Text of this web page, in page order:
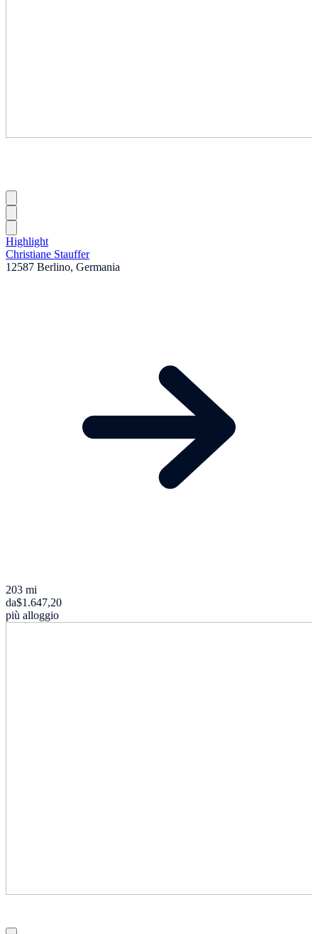
Highlight
Christiane Stauffer
12587 Berlino, Germania
203 mi
da$1.647,20
più alloggio